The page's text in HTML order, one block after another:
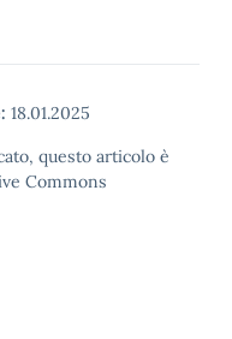
18.01.2025
questo articolo è
Commons